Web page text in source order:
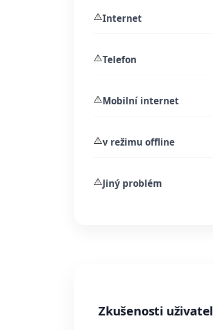
⚠️Internet
⚠️Telefon
⚠️Mobilní internet
⚠️v režimu offline
⚠️Jiný problém
Zkušenosti